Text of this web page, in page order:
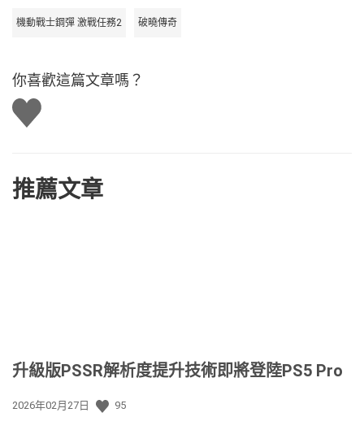
機動戰士鋼彈 激戰任務2 破曉傳奇
你喜歡這篇文章嗎？
讚
推薦文章
升級版PSSR解析度提升技術即將登陸PS5 Pro
發
2026年02月27日 95